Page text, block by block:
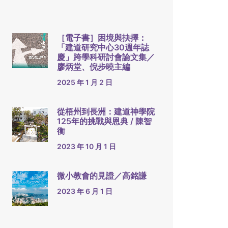
［電子書］困境與抉擇：
「建道研究中心30週年誌
慶」跨學科研討會論文集／
廖炳堂、倪步曉主編
2025 年 1 月 2 日
從梧州到長洲：建道神學院
125年的挑戰與恩典 / 陳智
衡
2023 年 10 月 1 日
微小教會的見證／高銘謙
2023 年 6 月 1 日